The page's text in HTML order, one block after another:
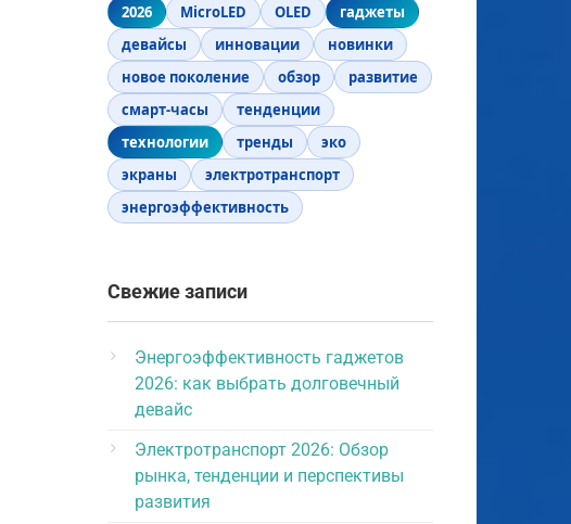
2026 MicroLED OLED
гаджеты
девайсы
инновации
новинки
новое поколение
обзор
развитие
смарт-часы
тенденции
технологии
тренды
эко
экраны
электротранспорт
энергоэффективность
Свежие записи
Энергоэффективность гаджетов
2026: как выбрать долговечный
девайс
Электротранспорт 2026: Обзор
рынка, тенденции и перспективы
развития